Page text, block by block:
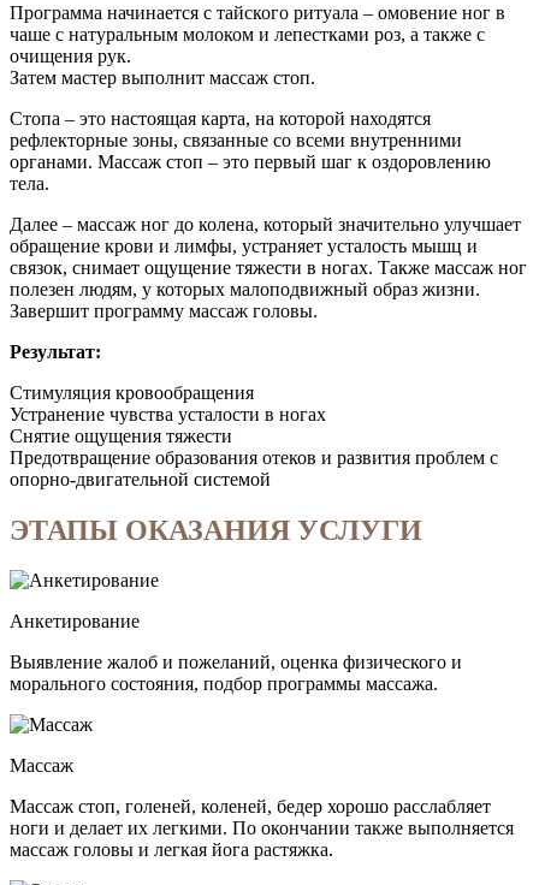
Программа начинается с тайского ритуала – омовение ног в
чаше с натуральным молоком и лепестками роз, а также с
очищения рук.
Затем мастер выполнит массаж стоп.
Стопа – это настоящая карта, на которой находятся
рефлекторные зоны, связанные со всеми внутренними
органами. Массаж стоп – это первый шаг к оздоровлению
тела.
Далее – массаж ног до колена, который значительно улучшает
обращение крови и лимфы, устраняет усталость мышц и
связок, снимает ощущение тяжести в ногах. Также массаж ног
полезен людям, у которых малоподвижный образ жизни.
Завершит программу массаж головы.
Результат:
Стимуляция кровообращения
Устранение чувства усталости в ногах
Снятие ощущения тяжести
Предотвращение образования отеков и развития проблем с
опорно-двигательной системой
ЭТАПЫ ОКАЗАНИЯ УСЛУГИ
Анкетирование
Выявление жалоб и пожеланий, оценка физического и
морального состояния, подбор программы массажа.
Массаж
Массаж стоп, голеней, коленей, бедер хорошо расслабляет
ноги и делает их легкими. По окончании также выполняется
массаж головы и легкая йога растяжка.